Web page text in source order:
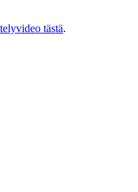
tästä.